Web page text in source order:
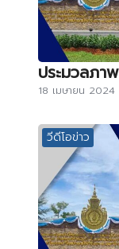
ประมวลภา
18 เมษายน 2024
วีดีโอข่าว